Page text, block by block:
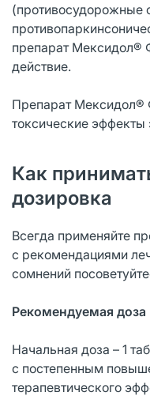
(противосудорожные
препарат Мексидол®
действие.
Препарат
токсические эффекты
Как
дозировка
Всегда применяйте
с рекомендациями
сомнений
Рекомендуемая доза
Начальная доза – 1
с постепенным
терапевтического